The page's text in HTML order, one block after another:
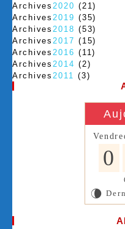
Archives 2020 (21)
Archives 2019 (35)
Archives 2018 (53)
Archives 2017 (15)
Archives 2016 (11)
Archives 2014 (2)
Archives 2011 (3)
0
V